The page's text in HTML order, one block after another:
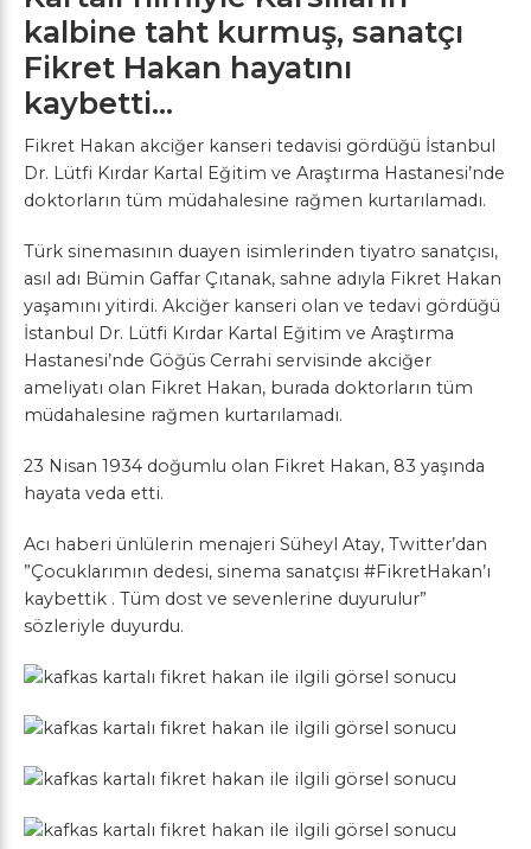
kalbine taht kurmuş, sanatçı
Fikret Hakan hayatını
kaybetti…
Fikret Hakan akciğer kanseri tedavisi gördüğü İstanbul
Dr. Lütfi Kırdar Kartal Eğitim ve Araştırma Hastanesi’nde
doktorların tüm müdahalesine rağmen kurtarılamadı.
Türk sinemasının duayen isimlerinden tiyatro sanatçısı,
asıl adı Bümin Gaffar Çıtanak, sahne adıyla Fikret Hakan
yaşamını yitirdi. Akciğer kanseri olan ve tedavi gördüğü
İstanbul Dr. Lütfi Kırdar Kartal Eğitim ve Araştırma
Hastanesi’nde Göğüs Cerrahi servisinde akciğer
ameliyatı olan Fikret Hakan, burada doktorların tüm
müdahalesine rağmen kurtarılamadı.
23 Nisan 1934 doğumlu olan Fikret Hakan, 83 yaşında
hayata veda etti.
Acı haberi ünlülerin menajeri Süheyl Atay, Twitter’dan
”Çocuklarımın dedesi, sinema sanatçısı #FikretHakan’ı
kaybettik . Tüm dost ve sevenlerine duyurulur”
sözleriyle duyurdu.